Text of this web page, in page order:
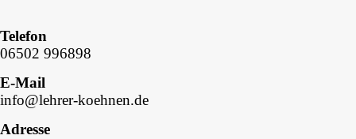
Telefon
06502 996898
E-Mail
info@lehrer-koehnen.de
Adresse